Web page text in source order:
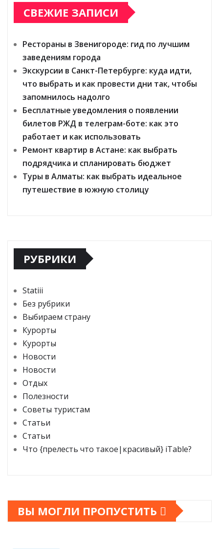
СВЕЖИЕ ЗАПИСИ
Рестораны в Звенигороде: гид по лучшим
заведениям города
Экскурсии в Санкт-Петербурге: куда идти,
что выбрать и как провести дни так, чтобы
запомнилось надолго
Бесплатные уведомления о появлении
билетов РЖД в телеграм-боте: как это
работает и как использовать
Ремонт квартир в Астане: как выбрать
подрядчика и спланировать бюджет
Туры в Алматы: как выбрать идеальное
путешествие в южную столицу
РУБРИКИ
Statiii
Без рубрики
Выбираем страну
Курорты
Курорты
Новости
Новости
Отдых
Полезности
Советы туристам
Статьи
Статьи
Что {прелесть что такое|красивый} iTable?
ВЫ МОГЛИ ПРОПУСТИТЬ